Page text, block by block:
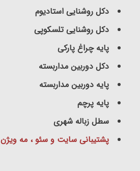
دکل روشنایی استادیوم
دکل روشنایی تلسکوپی
پایه چراغ پارکی
دکل دوربین مداربسته
پایه دوربین مداربسته
پایه پرچم
سطل زباله شهری
پشتیبانی سایت و سئو ، مه ویژن